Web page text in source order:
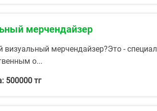
мерчендайзер
визуальный мерчендайзер?Это -
о...
500000 тг